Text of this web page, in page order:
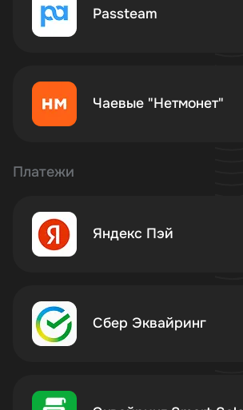
Passteam
Чаевые "Нетмонет"
Платежи
Яндекс Пэй
Сбер Эквайринг